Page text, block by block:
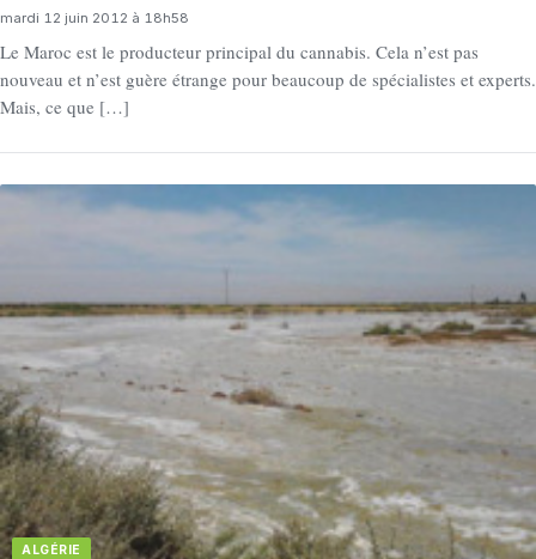
mardi 12 juin 2012 à 18h58
Le Maroc est le producteur principal du cannabis. Cela n’est pas
nouveau et n’est guère étrange pour beaucoup de spécialistes et experts.
Mais, ce que […]
ALGÉRIE